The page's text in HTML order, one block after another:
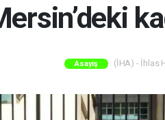
Asayiş (İHA) - İhlas